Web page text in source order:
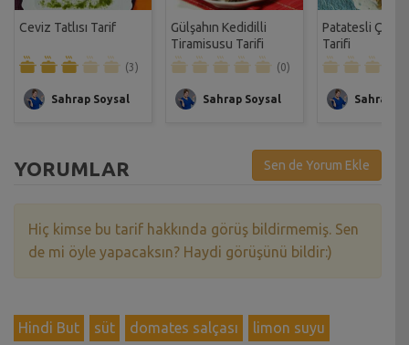
Ceviz Tatlısı Tarif
(3)
Sahrap Soysal
Gülşahın Kedidilli
Tiramisusu Tarifi
(0)
Sahrap Soysal
Patatesli Çıtır
Tarifi
Sahrap
YORUMLAR Sen de Yorum Ekle
Hiç kimse bu tarif hakkında görüş bildirmemiş. Sen
de mi öyle yapacaksın? Haydi görüşünü bildir:)
Hindi But süt domates salçası
limon suyu